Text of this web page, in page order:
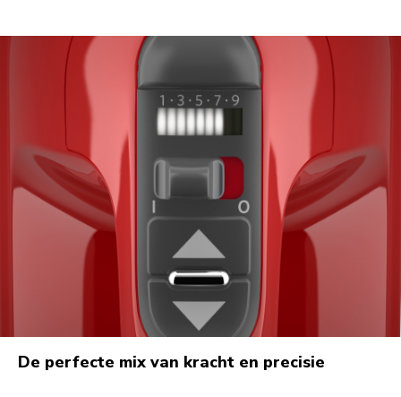
De perfecte mix van kracht en precisie